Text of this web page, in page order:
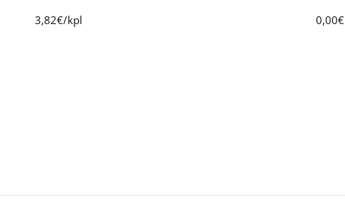
3,82€/kpl 0,00€